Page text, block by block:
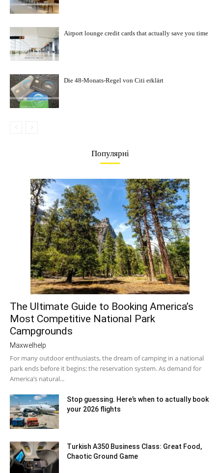
Airport lounge credit cards that actually save you time
Die 48-Monats-Regel von Citi erklärt
Популярні
The Ultimate Guide to Booking America’s
Most Competitive National Park
Campgrounds
Maxwelhelp
For many outdoor enthusiasts, the dream of camping in a national
park ends before it begins: the reservation system. As demand for
America’s natural...
Stop guessing. Here’s when to actually book
your 2026 flights
Turkish A350 Business Class: Great Food,
Chaotic Ground Game